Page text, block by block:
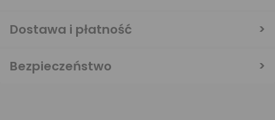
Dostawa i płatność
Bezpieczeństwo